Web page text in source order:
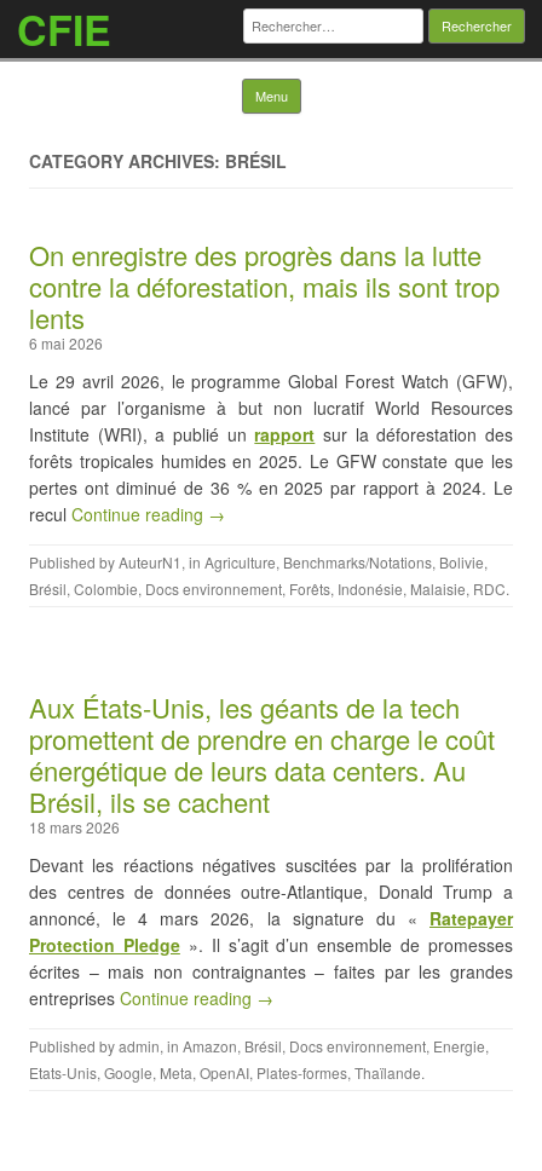
CFIE Rechercher :
Menu Skip to content
CATEGORY ARCHIVES: BRÉSIL
On enregistre des progrès dans la lutte
contre la déforestation, mais ils sont trop
lents
6 mai 2026
Le 29 avril 2026, le programme Global Forest Watch (GFW),
lancé par l’organisme à but non lucratif World Resources
Institute (WRI), a publié unrapport sur la déforestation des
forêts tropicales humides en 2025. Le GFW constate que les
pertes ont diminué de 36 % en 2025 par rapport à 2024. Le
recul Continue reading →
Published byAuteurN1 , in Agriculture, Benchmarks/Notations, Bolivie,
Brésil, Colombie, Docs environnement, Forêts, Indonésie, Malaisie, RDC.
Aux États-Unis, les géants de la tech
promettent de prendre en charge le coût
énergétique de leurs data centers. Au
Brésil, ils se cachent
18 mars 2026
Devant les réactions négatives suscitées par la prolifération
des centres de données outre-Atlantique, Donald Trump a
annoncé, le 4 mars 2026, la signature du « Ratepayer
Protection Pledge». Il s’agit d’un ensemble de promesses
écrites – mais non contraignantes – faites par les grandes
entreprises Continue reading →
Published byadmin, in Amazon, Brésil, Docs environnement, Energie,
Etats-Unis, Google, Meta, OpenAI, Plates-formes, Thaïlande.